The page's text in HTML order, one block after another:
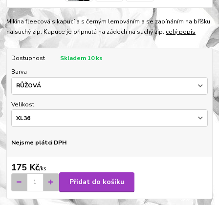
Mikina fleecová s kapucí a s černým lemováním a se zapínáním na bříšku
na suchý zip. Kapuce je připnutá na zádech na suchý zip. celý popis
Dostupnost
Skladem 10 ks
Barva
Velikost
Nejsme plátci DPH
175 Kč/ks
Přidat do košíku